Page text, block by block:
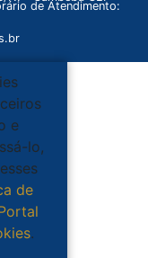
de Atendimento:
e
lo,
de
.